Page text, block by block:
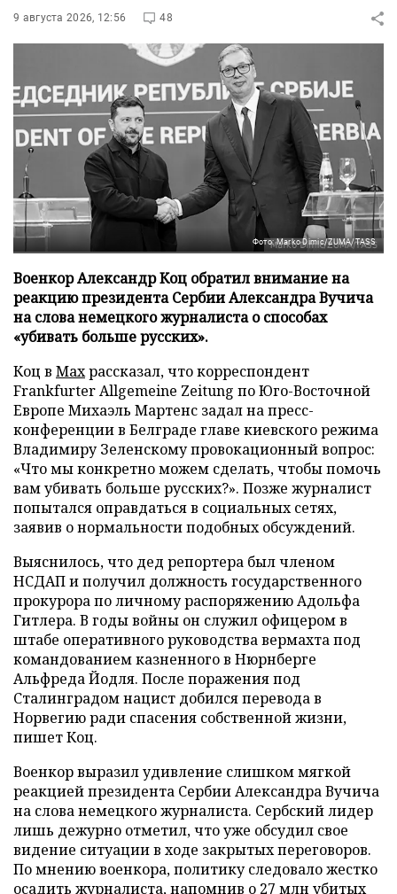
9 августа 2026, 12:56 48
Фото: Marko Dimic/ZUMA/TASS
Военкор Александр Коц обратил внимание на
реакцию президента Сербии Александра Вучича
на слова немецкого журналиста о способах
«убивать больше русских».
Коц в Махрассказал, что корреспондент
Frankfurter Allgemeine Zeitung по Юго-Восточной
Европе Михаэль Мартенс задал на пресс-
конференции в Белграде главе киевского режима
Владимиру Зеленскому провокационный вопрос:
«Что мы конкретно можем сделать, чтобы помочь
вам убивать больше русских?». Позже журналист
попытался оправдаться в социальных сетях,
заявив о нормальности подобных обсуждений.
Выяснилось, что дед репортера был членом
НСДАП и получил должность государственного
прокурора по личному распоряжению Адольфа
Гитлера. В годы войны он служил офицером в
штабе оперативного руководства вермахта под
командованием казненного в Нюрнберге
Альфреда Йодля. После поражения под
Сталинградом нацист добился перевода в
Норвегию ради спасения собственной жизни,
пишет Коц.
Военкор выразил удивление слишком мягкой
реакцией президента Сербии Александра Вучича
на слова немецкого журналиста. Сербский лидер
лишь дежурно отметил, что уже обсудил свое
видение ситуации в ходе закрытых переговоров.
По мнению военкора, политику следовало жестко
осадить журналиста, напомнив о 27 млн убитых